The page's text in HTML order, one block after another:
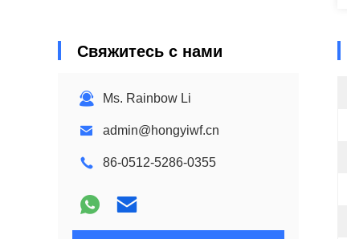
Свяжитесь с нами
Ms. Rainbow Li
admin@hongyiwf.cn
86-0512-5286-0355